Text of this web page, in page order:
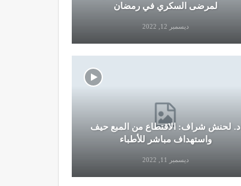
لمرضى السكري في رمضان
ديسمبر 12, 2022
د. لحنش شراف: الاقتطاع من المبع حيف
واستهداف مباشر للأطباء
ديسمبر 11, 2022